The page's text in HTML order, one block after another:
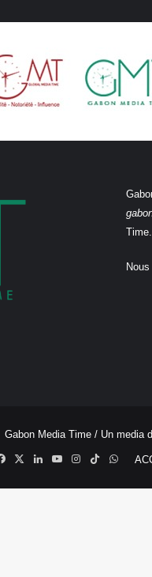
Time.
Gabon Media Time / Un media
Facebook
X LinkedinYouTubeInstagram
TikTok